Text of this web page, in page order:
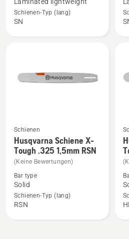
Force
Schiene
anzeigen
Laminated lightweight
Schienen-Typ (lang)
SN
Mehr
Details
zu
Husqvarna
Schiene
Tough
Schienen
Husqvarna Schiene X-
Tough .325 1,5mm RSN
(Keine Bewertungen)
Bar type
Solid
Schienen-Typ (lang)
RSN
Mehr
zu